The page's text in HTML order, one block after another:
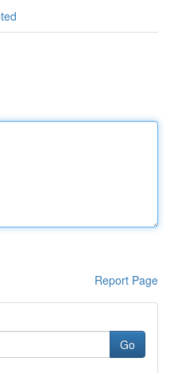
Report Page
Go